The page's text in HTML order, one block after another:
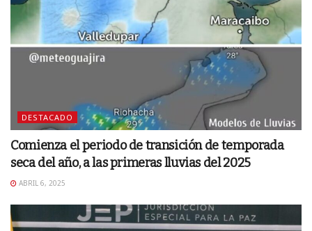
DESTACADO
Comienza el periodo de transición de temporada
seca del año, a las primeras lluvias del 2025
ABRIL 6, 2025